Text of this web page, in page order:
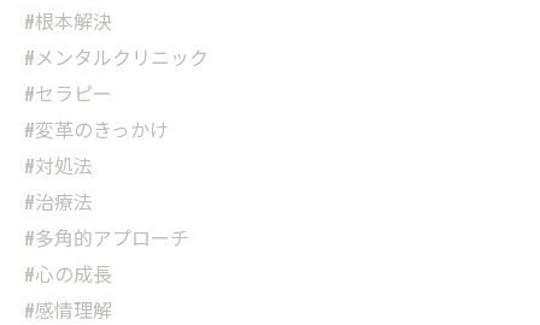
#根本解決
#メンタルクリニック
#セラピー
#変革のきっかけ
#対処法
#治療法
#多角的アプローチ
#心の成長
#感情理解